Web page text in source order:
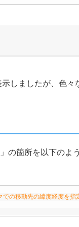
しましたが、色々
の箇所を以下のよ
の移動先の緯度経度を指